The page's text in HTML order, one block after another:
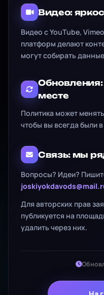
Видео:
Видео с YouTube,
платформ делают
могут собирать
месте
Политика может
чтобы вы всегда были в
Связь: мы
Вопросы? Идеи?
Для авторских прав
публикуется на
удалить через них.